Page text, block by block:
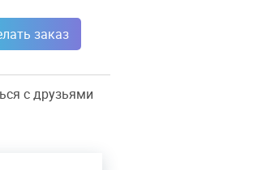
заказ
с друзьями